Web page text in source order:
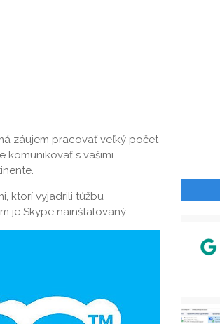
záujem pracovať veľký počet
komunikovať s vašimi
ktorí vyjadrili túžbu
je Skype nainštalovaný.